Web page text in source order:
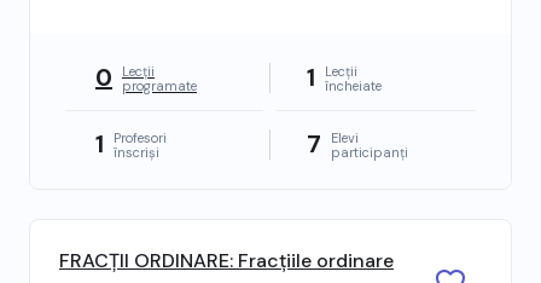
0
Lecții
programate
1
Lecții
încheiate
1
Profesori
înscriși
7
Elevi
participanți
FRACȚII ORDINARE: Fracțiile ordinare